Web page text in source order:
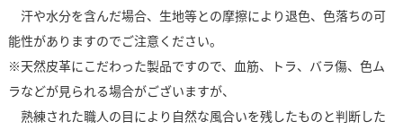
汗や水分を含んだ場合、生地等との摩擦により退色、色落ちの可
能性がありますのでご注意ください。
※天然皮革にこだわった製品ですので、血筋、トラ、バラ傷、色ム
ラなどが見られる場合がございますが、
熟練された職人の目により自然な風合いを残したものと判断した